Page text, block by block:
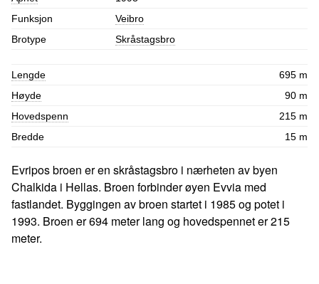
Funksjon
Veibro
Brotype
Skråstagsbro
Lengde
695 m
Høyde
90 m
Hovedspenn
215 m
Bredde
15 m
Evripos broen er en skråstagsbro i nærheten av byen
Chalkida i Hellas. Broen forbinder øyen Evvia med
fastlandet. Byggingen av broen startet i 1985 og potet i
1993. Broen er 694 meter lang og hovedspennet er 215
meter.